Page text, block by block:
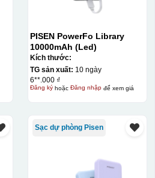
PISEN PowerFo Library
10000mAh (Led)
Kích thước:
TG sản xuất: 10 ngày
6**.000 ₫
Đăng kýhoặc Đăng nhậpđể xem giá
Sạc dự phòng Pisen